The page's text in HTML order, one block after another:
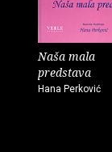
Naša mala
predstava
Hana Perković